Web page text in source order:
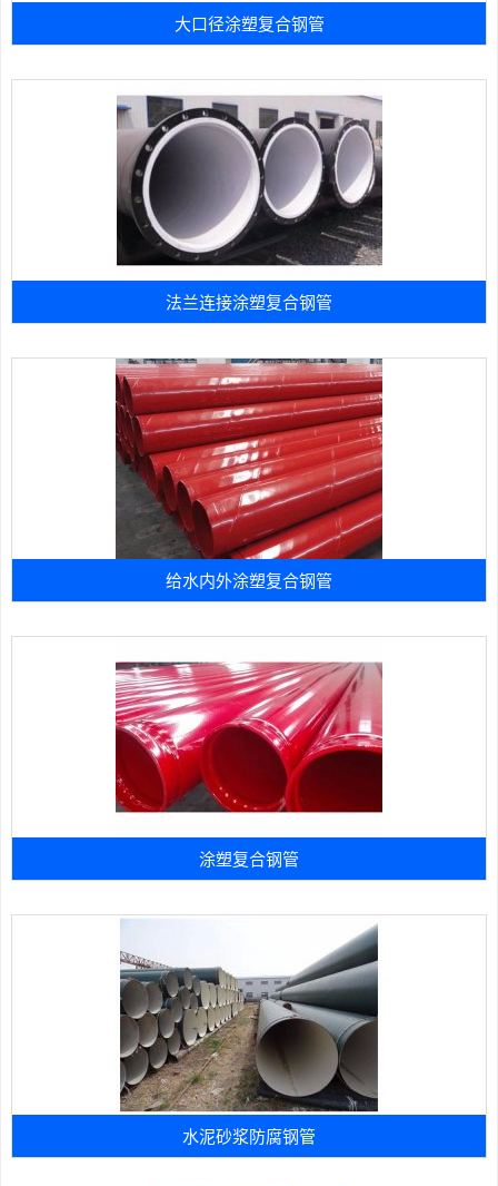
大口径涂塑复合钢管
法兰连接涂塑复合钢管
给水内外涂塑复合钢管
涂塑复合钢管
水泥砂浆防腐钢管